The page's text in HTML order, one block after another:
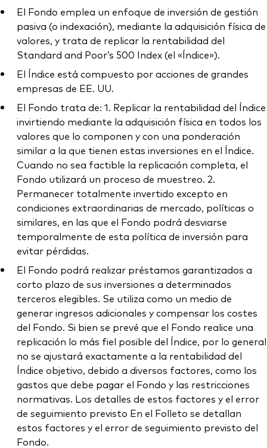
El Fondo emplea un enfoque de inversión de gestión
pasiva (o indexación), mediante la adquisición física de
valores, y trata de replicar la rentabilidad del
Standard and Poor’s 500 Index (el «Índice»).
El Índice está compuesto por acciones de grandes
empresas de EE. UU.
El Fondo trata de: 1. Replicar la rentabilidad del Índice
invirtiendo mediante la adquisición física en todos los
valores que lo componen y con una ponderación
similar a la que tienen estas inversiones en el Índice.
Cuando no sea factible la replicación completa, el
Fondo utilizará un proceso de muestreo. 2.
Permanecer totalmente invertido excepto en
condiciones extraordinarias de mercado, políticas o
similares, en las que el Fondo podrá desviarse
temporalmente de esta política de inversión para
evitar pérdidas.
El Fondo podrá realizar préstamos garantizados a
corto plazo de sus inversiones a determinados
terceros elegibles. Se utiliza como un medio de
generar ingresos adicionales y compensar los costes
del Fondo. Si bien se prevé que el Fondo realice una
replicación lo más fiel posible del Índice, por lo general
no se ajustará exactamente a la rentabilidad del
Índice objetivo, debido a diversos factores, como los
gastos que debe pagar el Fondo y las restricciones
normativas. Los detalles de estos factores y el error
de seguimiento previsto En el Folleto se detallan
estos factores y el error de seguimiento previsto del
Fondo.